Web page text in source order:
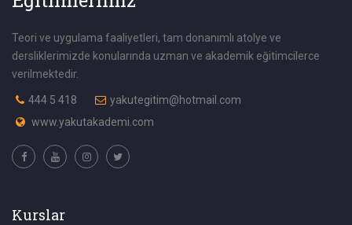
Teori ve uygulama faaliyetleri, tam donanımlı atolye ve
dersliklerimizde konularında uzman ve akademik eğitimcilerce
verilmektedir.
444 5 418
yakutegitim@hotmail.com
www.yakutakademi.com
Kurslar